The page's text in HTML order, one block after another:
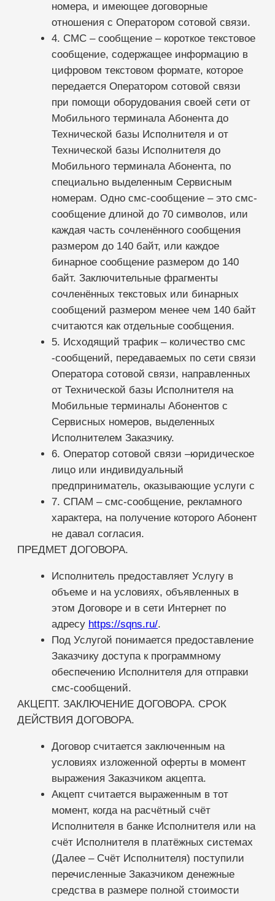
байт. Заключительные фрагменты
сообщений размером менее чем 140 байт
считаются как отдельные сообщения.
5. Исходящий трафик – количество смс
-сообщений, передаваемых по сети связи
Оператора сотовой связи, направленных
от Технической базы Исполнителя на
Сервисных номеров, выделенных
Исполнителем Заказчику.
6. Оператор сотовой связи –юридическое
предприниматель, оказывающие услуги с
7. СПАМ – смс-сообщение, рекламного
не давал согласия.
ПРЕДМЕТ ДОГОВОРА.
Исполнитель предоставляет Услугу в
объеме и на условиях, объявленных в
этом Договоре и в сети Интернет по
адресуhttps://sqns.ru/.
Под Услугой понимается предоставление
Заказчику доступа к программному
обеспечению Исполнителя для отправки
смс-сообщений.
АКЦЕПТ. ЗАКЛЮЧЕНИЕ ДОГОВОРА. СРОК
Договор считается заключенным на
условиях изложенной оферты в момент
выражения Заказчиком акцепта.
Акцепт считается выраженным в тот
момент, когда на расчётный счёт
счёт Исполнителя в платёжных системах
(Далее – Счёт Исполнителя) поступили
перечисленные Заказчиком денежные
средства в размере полной стоимости
выбранного Заказчиком пакета услуг.
пакета услуг не считается выраженным
акцептом.
В случае, если пакет услуг оплачен
вносить недостающую сумму на счёт
Исполнителя, заказчик вправе обратиться
к Исполнителю о возврате ранее
перечисленных денежных сумм.
уплаченных Заказчиком денежных сумм в
течение пяти рабочих дней.
позже двадцати четырёх часов после
выражения Заказчиком акцепта.
Продление договорных отношений после
истечения срока оплаченного пакета услуг
возможно только путём заключения
нового договора на условиях той оферты,
которая будет действовать в момент
заключения нового договора.
ПРАВА И ОБЯЗАННОСТЬ СТОРОН
Исполнитель обязан:
круглосуточное предоставление Заказчику
доступа к программному обеспечению
Исполнителя для отправки смс-
сообщений, за исключением перерывов
для проведения необходимых
стороны Операторов сотовой связи;
Сохранять конфиденциальность
информации полученной от Заказчика при
Исполнителем при пользовании Услугой.
Вести учет потребления Услуги
По запросу Заказчика предоставлять